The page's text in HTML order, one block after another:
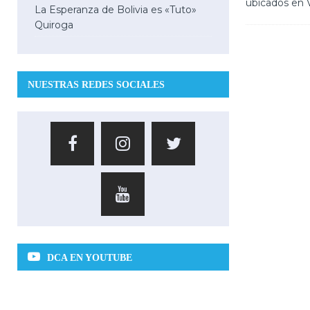
ubicados en
La Esperanza de Bolivia es «Tuto»
Quiroga
NUESTRAS REDES SOCIALES
DCA EN YOUTUBE